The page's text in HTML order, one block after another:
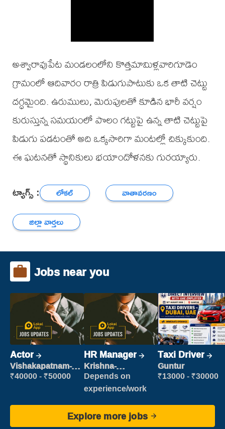
అశ్వారావుపేట మండలంలోని కొత్తమామిళ్లవారిగూడెం
గ్రామంలో ఆదివారం రాత్రి పిడుగుపాటుకు ఒక తాటి చెట్టు
దగ్ధమైంది. ఉరుములు, మెరుపులతో కూడిన భారీ వర్షం
కురుస్తున్న సమయంలో పొలం గట్టుపై ఉన్న తాటి చెట్టుపై
పిడుగు పడటంతో అది ఒక్కసారిగా మంటల్లో చిక్కుకుంది.
ఈ ఘటనతో స్థానికులు భయాందోళనకు గురయ్యారు.
ట్యాగ్స్ : లోకల్
వాతావరణం
జిల్లా వార్తలు
Jobs near you
Actor
Vishakapatnam-
new
₹40000 - ₹50000
HR Manager
Krishna-
vijayawada
Depends on
experience/work
Taxi Driver
Guntur
₹13000 - ₹30000
Explore more jobs